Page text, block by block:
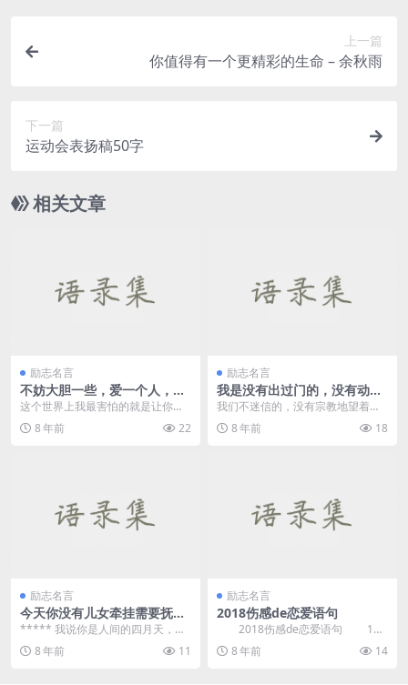
上一篇
你值得有一个更精彩的生命 – 余秋雨
下一篇
运动会表扬稿50字
相关文章
励志名言
不妨大胆一些，爱一个人，攀
一座山，追一个梦—大鱼·海棠
这个世界上我最害怕的就是让你受
苦。 ***** 我不是问你能不能，是
想不想 **...
8 年前 22
励志名言
我是没有出过门的，没有动身
之前不容易动，走出了之后却
我们不迷信的，没有宗教地望着这
死的帷幕，更是丝毫没有把握，张
开口我们不会呼吁，闭...
8 年前 18
励志名言
今天你没有儿女牵挂需要抚恤
同安慰，而万千国人像早已忘
掉你死是为了谁！
***** 我说你是人间的四月天，笑
响点亮了四面风，轻灵在春的光艳
中交舞着变。你...
8 年前 11
励志名言
2018伤感de恋爱语句
2018伤感de恋爱语句 1、
我说世界冷僻，你给我花开荼靡。
我嫌暗夜无光...
8 年前 14